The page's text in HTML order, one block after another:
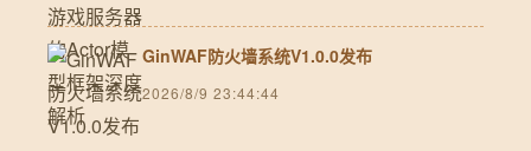
GinWAF防火墙系统V1.0.0发布
2026/8/9 23:44:44